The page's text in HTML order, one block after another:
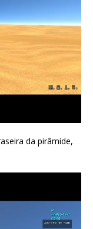
da pirâmide,